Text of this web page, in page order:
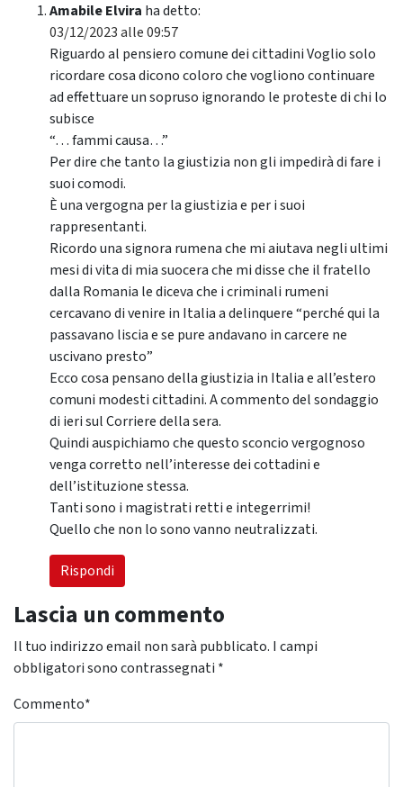
Amabile Elvira ha detto:
03/12/2023 alle 09:57
Riguardo al pensiero comune dei cittadini Voglio solo
ricordare cosa dicono coloro che vogliono continuare
ad effettuare un sopruso ignorando le proteste di chi lo
subisce
“… fammi causa…”
Per dire che tanto la giustizia non gli impedirà di fare i
suoi comodi.
È una vergogna per la giustizia e per i suoi
rappresentanti.
Ricordo una signora rumena che mi aiutava negli ultimi
mesi di vita di mia suocera che mi disse che il fratello
dalla Romania le diceva che i criminali rumeni
cercavano di venire in Italia a delinquere “perché qui la
passavano liscia e se pure andavano in carcere ne
uscivano presto”
Ecco cosa pensano della giustizia in Italia e all’estero
comuni modesti cittadini. A commento del sondaggio
di ieri sul Corriere della sera.
Quindi auspichiamo che questo sconcio vergognoso
venga corretto nell’interesse dei cottadini e
dell’istituzione stessa.
Tanti sono i magistrati retti e integerrimi!
Quello che non lo sono vanno neutralizzati.
Rispondi
Lascia un commento
Il tuo indirizzo email non sarà pubblicato. I campi
obbligatori sono contrassegnati *
Commento*